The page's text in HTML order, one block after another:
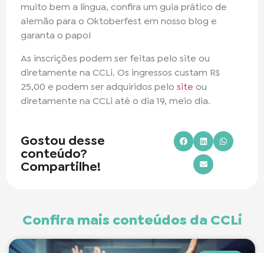
muito bem a língua, confira um guia prático de
alemão para o Oktoberfest em nosso blog e
garanta o papo!
As inscrições podem ser feitas pelo site ou
diretamente na CCLi. Os ingressos custam R$
25,00 e podem ser adquiridos pelo site ou
diretamente na CCLi até o dia 19, meio dia.
Gostou desse
conteúdo?
Compartilhe!
Confira mais conteúdos da CCLi